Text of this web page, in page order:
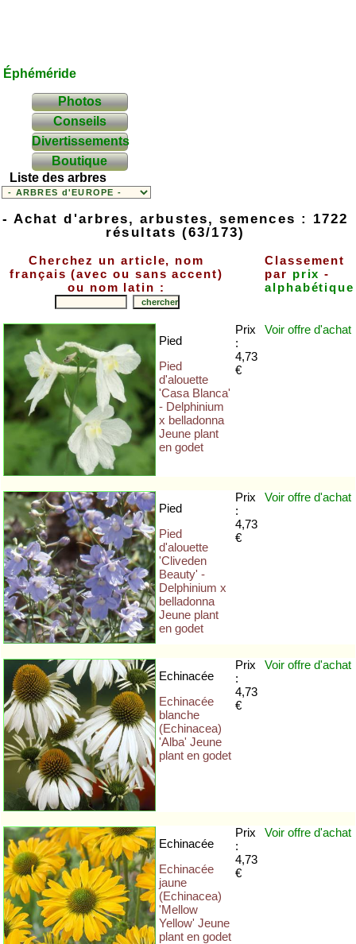
Éphéméride
Photos
Conseils
Divertissements
Boutique
Liste des arbres
- Achat d'arbres, arbustes, semences : 1722
résultats (63/173)
Cherchez un article, nom
français (avec ou sans accent)
ou nom latin :
Classement
par prix -
alphabétique
Pied
Pied
d'alouette
'Casa Blanca'
- Delphinium
x belladonna
Jeune plant
en godet
Prix
:
4,73
€
Voir offre d'achat
Pied
Pied
d'alouette
'Cliveden
Beauty' -
Delphinium x
belladonna
Jeune plant
en godet
Prix
:
4,73
€
Voir offre d'achat
Echinacée
Echinacée
blanche
(Echinacea)
'Alba' Jeune
plant en godet
Prix
:
4,73
€
Voir offre d'achat
Echinacée
Echinacée
jaune
(Echinacea)
'Mellow
Yellow' Jeune
plant en godet
Prix
:
4,73
€
Voir offre d'achat